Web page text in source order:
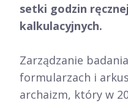
setki godzin
kalkulacyjnych.
Zarządzanie
formularzach i
archaizm, który w